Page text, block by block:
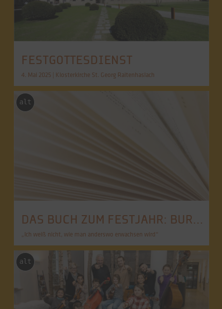
FESTGOTTESDIENST
4. Mai 2025 | Klosterkirche St. Georg Raitenhaslach
alt
DAS BUCH ZUM FESTJAHR: BURGHAUSER ANTHOLOGIE
„Ich weiß nicht, wie man anderswo erwachsen wird“
alt